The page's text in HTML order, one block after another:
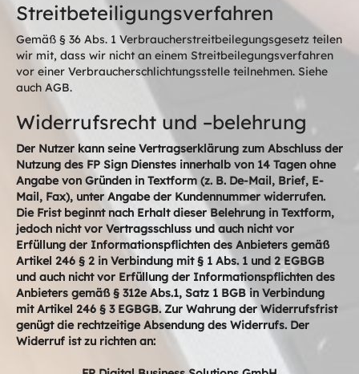
Streitbeteiligungsverfahren
Gemäß § 36 Abs. 1 Verbraucherstreitbeilegungsgesetz teilen
wir mit, dass wir nicht an einem Streitbeilegungsverfahren
vor einer Verbraucherschlichtungsstelle teilnehmen. Siehe
auch AGB.
Widerrufsrecht und –belehrung
Der Nutzer kann seine Vertragserklärung zum Abschluss der
Nutzung des FP Sign Dienstes innerhalb von 14 Tagen ohne
Angabe von Gründen in Textform (z. B. De-Mail, Brief, E-
Mail, Fax), unter Angabe der Kundennummer widerrufen.
Die Frist beginnt nach Erhalt dieser Belehrung in Textform,
jedoch nicht vor Vertragsschluss und auch nicht vor
Erfüllung der Informationspflichten des Anbieters gemäß
Artikel 246 § 2 in Verbindung mit § 1 Abs. 1 und 2 EGBGB
und auch nicht vor Erfüllung der Informationspflichten des
Anbieters gemäß § 312e Abs.1, Satz 1 BGB in Verbindung
mit Artikel 246 § 3 EGBGB. Zur Wahrung der Widerrufsfrist
genügt die rechtzeitige Absendung des Widerrufs. Der
Widerruf ist zu richten an: